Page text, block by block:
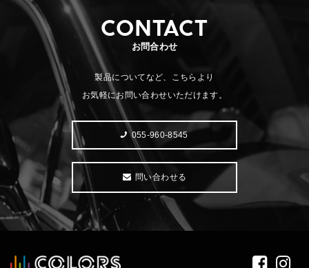
CONTACT
お問合わせ
製品についてなど、こちらより
お気軽にお問い合わせいただけます。
055-960-8545
問い合わせる